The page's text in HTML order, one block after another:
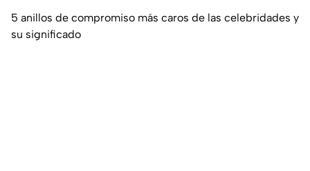
5 anillos de compromiso más caros de las celebridades y
su significado